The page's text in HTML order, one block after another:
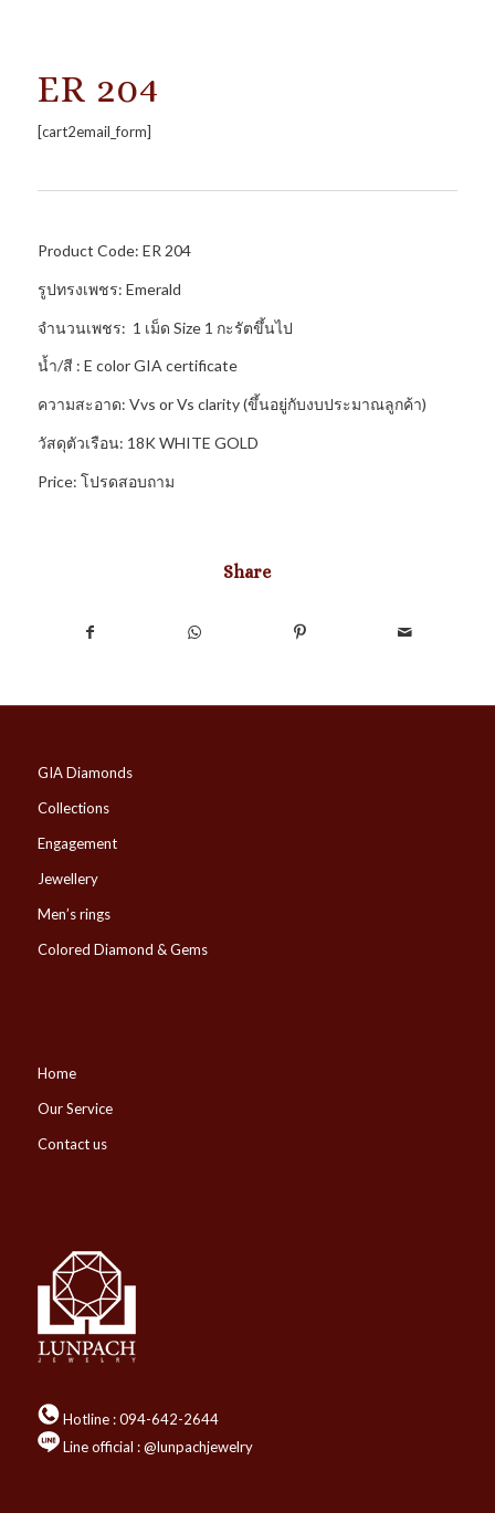
ER 204
[cart2email_form]
Product Code: ER 204
รูปทรงเพชร: Emerald
จำนวนเพชร: 1 เม็ด Size 1 กะรัตขึ้นไป
น้ำ/สี : E color GIA certificate
ความสะอาด: Vvs or Vs clarity (ขึ้นอยู่กับงบประมาณลูกค้า)
วัสดุตัวเรือน: 18K WHITE GOLD
Price: โปรดสอบถาม
Share
GIA Diamonds
Collections
Engagement
Jewellery
Men’s rings
Colored Diamond & Gems
Home
Our Service
Contact us
Hotline :094-642-2644
Line official : @lunpachjewelry